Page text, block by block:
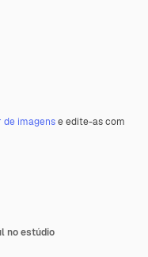
de imagense edite-as com
no estúdio